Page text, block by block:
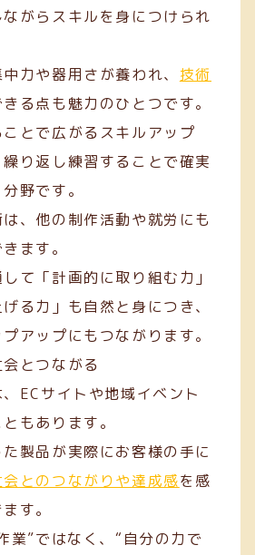
がらスキルを身につけられ
力や器用さが養われ、 技術
る点も魅力のひとつです。
とで広がるスキルアップ
り返し練習することで確実
野です。
、他の制作活動や就労にも
ます。
て「計画的に取り組む力」
る力」も自然と身につき、
アップにもつながります。
とつながる
ECサイトや地域イベント
もあります。
製品が実際にお客様の手に
会とのつながりや達成感を感
す。
業”ではなく、“自分の力で